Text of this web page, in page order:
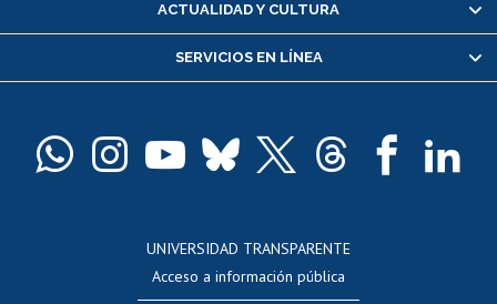
Servicio médico y dental
Pago de arancel y crédito alumnos
Docentes
ACTUALIDAD Y CULTURA
SERVICIOS EN LÍNEA
UNIVERSIDAD TRANSPARENTE
Acceso a información pública